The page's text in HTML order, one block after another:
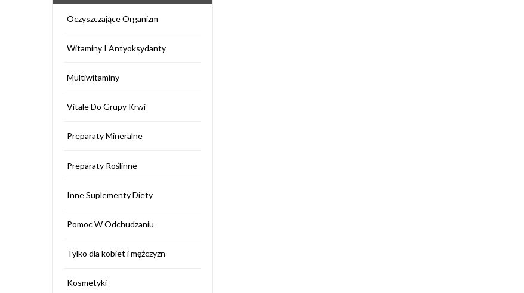
Oczyszczające Organizm
Witaminy I Antyoksydanty
Multiwitaminy
Vitale Do Grupy Krwi
Preparaty Mineralne
Preparaty Roślinne
Inne Suplementy Diety
Pomoc W Odchudzaniu
Tylko dla kobiet i mężczyzn
Kosmetyki